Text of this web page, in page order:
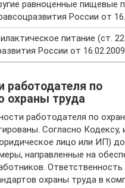
равноценные пищевые
России от
питание (ст.
России от
работодателя по
охраны труда
работодателя по
Согласно Кодексу,
лицо или ИП)
направленные на
Ответственность
охраны труда в